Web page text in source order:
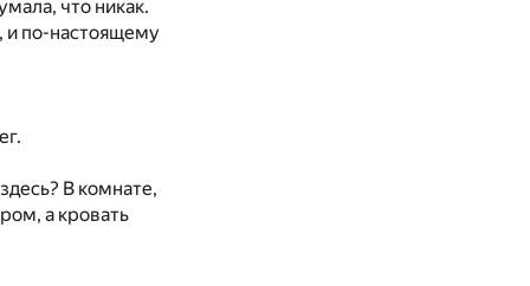
что никак.
и по-настоящему
В комнате,
а кровать